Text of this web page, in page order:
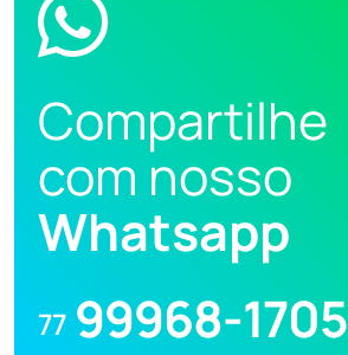
Compartilhe
com nosso
Whatsapp
77 99968-1705